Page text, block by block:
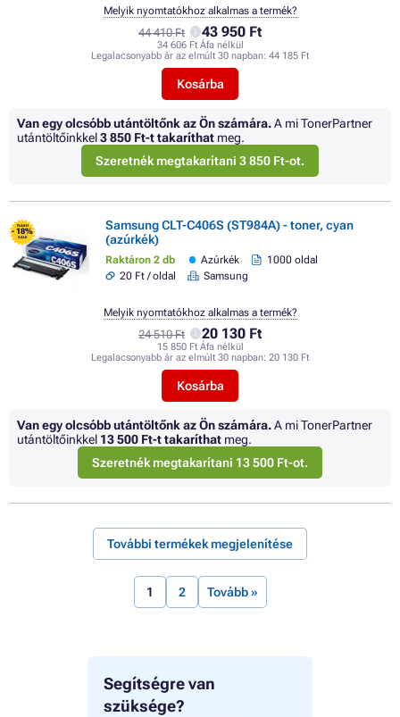
Segítségre van
szüksége?
44 410 Ft 43 950 Ft
34 606 Ft Áfa nélkül
Legalacsonyabb ár az elmúlt 30 napban: 44 185 Ft
Kosárba
Melyik nyomtatókhoz alkalmas a termék?
Van egy olcsóbb utántöltőnk az Ön számára.A mi TonerPartner
utántöltőinkkel3 850 Ft-t takaríthat meg.
Szeretnék megtakarítani 3 850 Ft-ot.
FLASH
- 18%
SALE
Samsung CLT-C406S (ST984A) - toner, cyan
(azúrkék)
Raktáron 2 db Azúrkék
1000 oldal
20 Ft / oldal
Samsung
24 510 Ft 20 130 Ft
15 850 Ft Áfa nélkül
Legalacsonyabb ár az elmúlt 30 napban: 20 130 Ft
Kosárba
Melyik nyomtatókhoz alkalmas a termék?
Van egy olcsóbb utántöltőnk az Ön számára.A mi TonerPartner
utántöltőinkkel 13 500 Ft-t takaríthat meg.
Szeretnék megtakarítani 13 500 Ft-ot.
További termékek megjelenítése
1 2 Tovább »